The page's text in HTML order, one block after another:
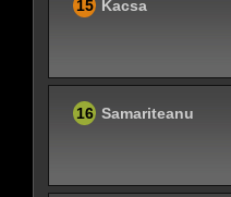
15 Kacsa
16 Samariteanu